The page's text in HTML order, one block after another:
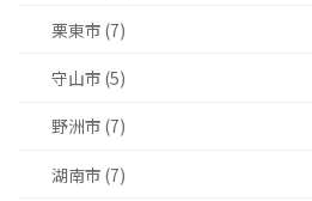
栗東市 (7)
守山市 (5)
野洲市 (7)
湖南市 (7)